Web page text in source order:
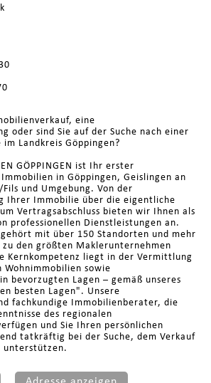
eine
oder sind Sie auf der Suche nach einer
Landkreis Göppingen?
GÖPPINGEN ist Ihr erster
in Göppingen, Geislingen an
und Umgebung. Von der
Ihrer Immobilie über die eigentliche
Vertragsabschluss bieten wir Ihnen als
professionellen Dienstleistungen an.
mit über 150 Standorten und mehr
den größten Maklerunternehmen
Kernkompetenz liegt in der Vermittlung
sowie
bevorzugten Lagen – gemäß unseres
besten Lagen". Unsere
fachkundige Immobilienberater, die
des regionalen
und Sie Ihren persönlichen
tatkräftig bei der Suche, dem Verkauf
unterstützen.